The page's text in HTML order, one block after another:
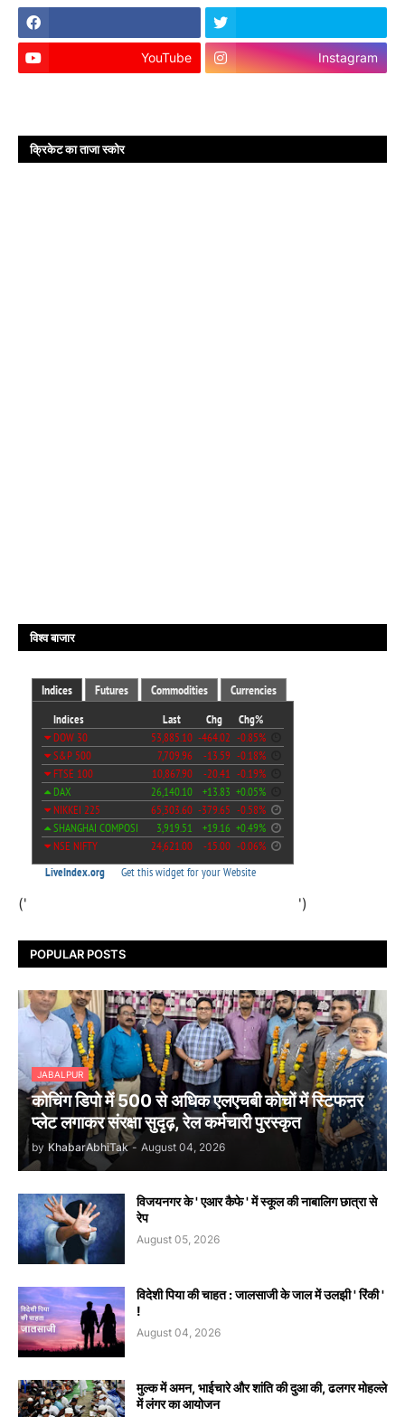
YouTube Instagram
क्रिकेट का ताजा स्कोर
विश्व बाजार
(' ')
POPULAR POSTS
JABALPUR
कोचिंग डिपो में 500 से अधिक एलएचबी कोचों में स्टिफऩर
प्लेट लगाकर संरक्षा सुदृढ़, रेल कर्मचारी पुरस्कृत
by KhabarAbhiTak - August 04, 2026
विजयनगर के ' एआर कैफे ' में स्कूल की नाबालिग छात्रा से
रेप
August 05, 2026
विदेशी पिया की चाहत : जालसाजी के जाल में उलझी ' रिंकी '
!
August 04, 2026
मुल्क में अमन, भाईचारे और शांति की दुआ की, ढलगर मोहल्ले
में लंगर का आयोजन